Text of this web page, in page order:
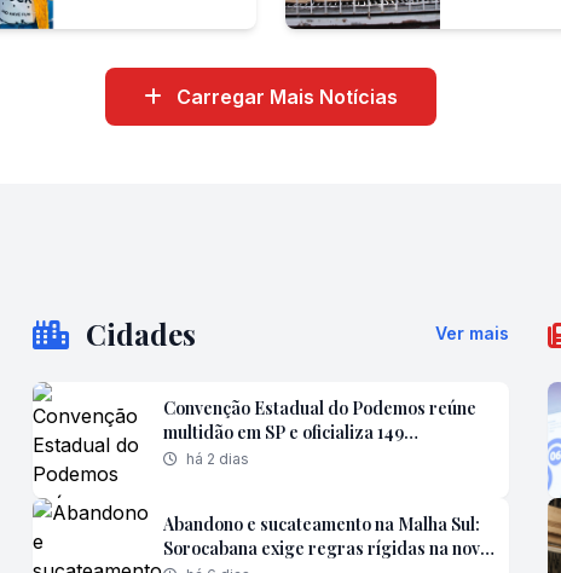
cães e gatos
Carregar Mais Notícias
Cidades Ver mais
Convenção Estadual do Podemos reúne
multidão em SP e oficializa 149
candidaturas
há 2 dias
Abandono e sucateamento na Malha Sul:
Sorocabana exige regras rígidas na nova